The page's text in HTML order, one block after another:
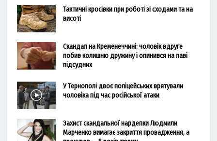
Тактичні кросівки при роботі зі сходами та на
висоті
Скандал на Кременеччині: чоловік вдруге
побив колишню дружину і опинився на лаві
підсудних
У Тернополі двоє поліцейських врятували
чоловіка під час російської атаки
Захист скандальної нардепки Людмили
Марченко вимагає закриття провадження, а